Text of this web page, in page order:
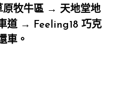
牧牛區 → 天地堂地
道 → Feeling18 巧克
車。